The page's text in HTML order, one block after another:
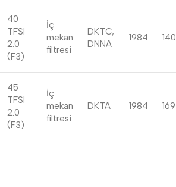
40
TFSI
2.0
(F3)
İç
mekan
filtresi
DKTC,
DNNA
1984 140
45
TFSI
2.0
(F3)
İç
mekan
filtresi
DKTA 1984 169